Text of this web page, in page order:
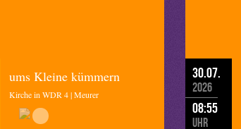
ums Kleine kümmern
Kirche in WDR 4 | Meurer
30.07.
2026
08:55
Uhr